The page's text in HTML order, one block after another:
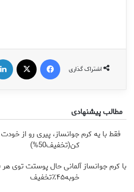
اشتراک گذاری
فیس بوک
مطالب پیشنهادی
فقط با یه کرم جوانساز، پیری رو از
کن(تخفیف50%)
با کرم جوانساز آلمانی حال پوستت توی
خوبه۴۵٪تخفیف